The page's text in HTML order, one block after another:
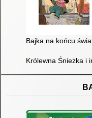
Bajka na końcu
Królewna Śnieżka i